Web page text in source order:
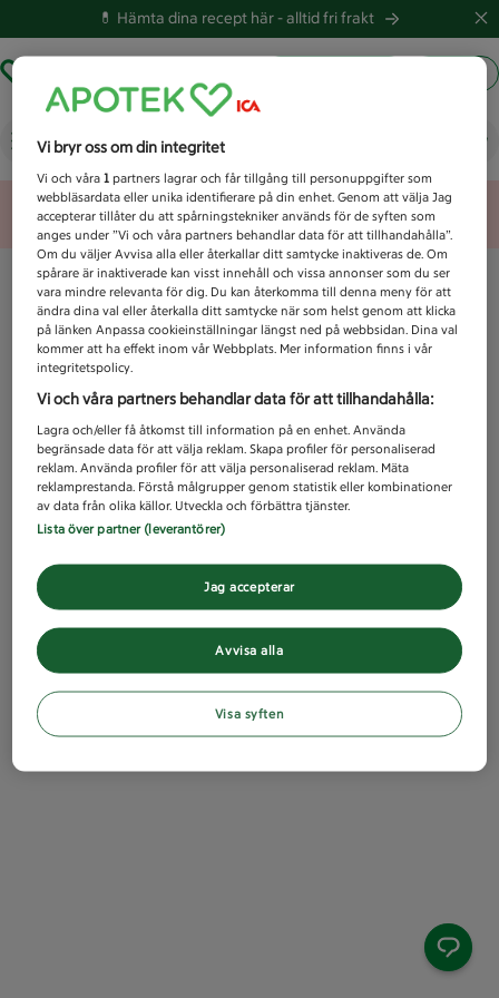
💊 Hämta dina recept här -alltid fri frakt
Vad letar du efter idag?
Unknown error
Vi bryr oss om din integritet
Vi och våra1 partners lagrar och får tillgång till personuppgifter som
webbläsardata eller unika identifierare på din enhet. Genom att välja Jag
accepterar tillåter du att spårningstekniker används för de syften som
anges under ”Vi och våra partners behandlar data för att tillhandahålla”.
Om du väljer Avvisa alla eller återkallar ditt samtycke inaktiveras de. Om
spårare är inaktiverade kan visst innehåll och vissa annonser som du ser
vara mindre relevanta för dig. Du kan återkomma till denna meny för att
ändra dina val eller återkalla ditt samtycke när som helst genom att klicka
på länken Anpassa cookieinställningar längst ned på webbsidan. Dina val
kommer att ha effekt inom vår Webbplats. Mer information finns i vår
integritetspolicy.
Vi och våra partners behandlar data för att tillhandahålla:
Lagra och/eller få åtkomst till information på en enhet. Använda
begränsade data för att välja reklam. Skapa profiler för personaliserad
reklam. Använda profiler för att välja personaliserad reklam. Mäta
reklamprestanda. Förstå målgrupper genom statistik eller kombinationer
av data från olika källor. Utveckla och förbättra tjänster.
Lista över partner (leverantörer)
Avvisa alla
Jag accepterar
Visa syften